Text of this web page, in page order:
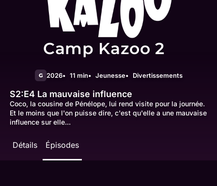
Camp Kazoo 2
G 2026 11 min Jeunesse Divertissements
S2:E4 La mauvaise influence
Coco, la cousine de Pénélope, lui rend visite pour la journée.
Et le moins que l'on puisse dire, c'est qu'elle a une mauvaise
influence sur elle...
Détails Épisodes